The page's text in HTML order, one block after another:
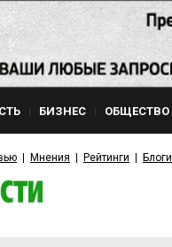
БИЗНЕС ОБЩЕСТВО
Мнения Рейтинги Блоги